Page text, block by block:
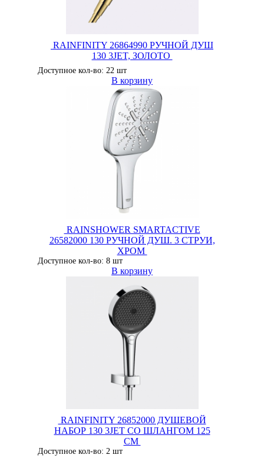
RAINFINITY 26864990 РУЧНОЙ ДУШ
130 3JET, ЗОЛОТО
Доступное кол-во: 22 шт
В корзину
RAINSHOWER SMARTACTIVE
26582000 130 РУЧНОЙ ДУШ. 3 СТРУИ,
ХРОМ
Доступное кол-во: 8 шт
В корзину
RAINFINITY 26852000 ДУШЕВОЙ
НАБОР 130 3JET СO ШЛАНГОМ 125
СМ
Доступное кол-во: 2 шт